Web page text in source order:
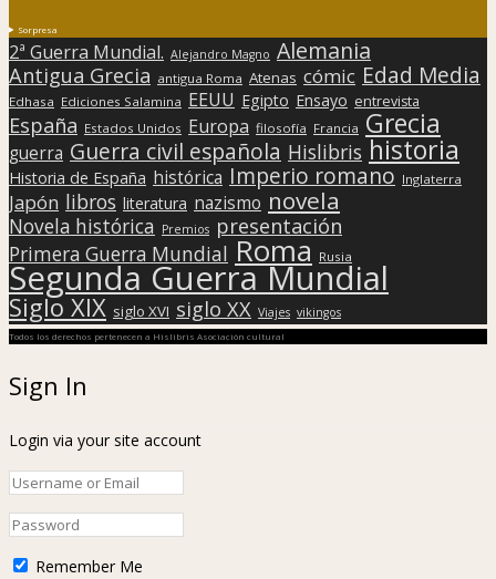
Sorpresa
2ª Guerra Mundial. Alejandro Magno Alemania
Antigua Grecia antigua Roma Atenas cómic Edad Media
Edhasa Ediciones Salamina EEUU Egipto Ensayo entrevista
España Estados Unidos Europa filosofía Francia Grecia
guerra Guerra civil española Hislibris historia
Historia de España histórica Imperio romano Inglaterra
Japón libros literatura nazismo novela
Novela histórica Premios presentación
Primera Guerra Mundial Roma Rusia
Segunda Guerra Mundial
Siglo XIX siglo XVI siglo XX Viajes vikingos
Todos los derechos pertenecen a Hislibris Asociación cultural
Sign In
Login via your site account
Remember Me